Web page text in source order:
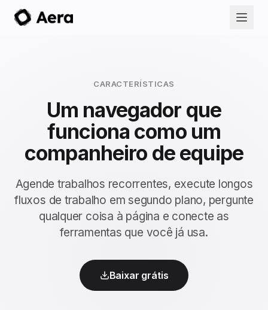
CARACTERÍSTICAS
Um navegador que
funciona como um
companheiro de equipe
Agende trabalhos recorrentes, execute longos
fluxos de trabalho em segundo plano, pergunte
qualquer coisa à página e conecte as
ferramentas que você já usa.
Baixar grátis